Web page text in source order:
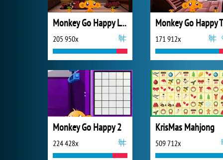
Monkey Go Happy Leprechauns
205 950x 171 912x
Monkey Go Happy 2
224 428x
KrisMas Mahjong
509 712x